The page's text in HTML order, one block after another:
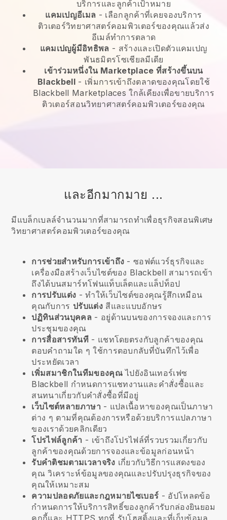
บริการและลูกค้าเป้าหมาย
แคมเปญอีเมล - เลือกลูกค้าที่เคยจองบริการ
ติวเตอร์วิทยาศาสตร์คอมพิวเตอร์ของคุณแล้วส่ง
อีเมล์ทำการตลาด
แคมเปญผู้มีอิทธิพล - สร้างและเปิดตัวแคมเปญ
พันธมิตรโซเชียลมีเดีย
เข้าร่วมหนึ่งใน Marketplace ที่สร้างขึ้นบน
Blackbell- เพิ่มการเข้าถึงตลาดของคุณโดยใช้
Blackbell Marketplaces ใกล้เคียงเพื่อขายบริการ
ติวเตอร์สอนวิทยาศาสตร์คอมพิวเตอร์ของคุณ
และอีกมากมาย ...
มีแบล็กเบลล์จำนวนมากที่สามารถทำเพื่อธุรกิจสอนพิเศษ
วิทยาศาสตร์คอมพิวเตอร์ของคุณ
การช่วยสำหรับการเข้าถึง - ซอฟต์แวร์ธุรกิจและ
เครื่องมือสร้างเว็บไซต์ของ Blackbell สามารถเข้า
ถึงได้บนสมาร์ทโฟนแท็บเล็ตและแล็ปท็อป
การปรับแต่ง - ทำให้เว็บไซต์ของคุณรู้สึกเหมือน
คุณกับการ ปรับแต่งสีและแบบอักษร
ปฏิทินส่วนบุคคล - อยู่ด้านบนของการจองและการ
ประชุมของคุณ
การสื่อสารทันที- แชทโดยตรงกับลูกค้าของคุณ
ตอบคำถามใด ๆ ใช้การตอบกลับที่บันทึกไว้เพื่อ
ประหยัดเวลา
เพิ่มสมาชิกในทีมของคุณไปยังอินเทอร์เฟซ
Blackbell กำหนดการแชทงานและคำสั่งซื้อและ
สนทนาเกี่ยวกับคำสั่งซื้อที่มีอยู่
เว็บไซต์หลายภาษา - แปลเนื้อหาของคุณเป็นภาษา
ต่าง ๆ ตามที่คุณต้องการหรือด้วยบริการแปลภาษา
ของเราด้วยคลิกเดียว
โปรไฟล์ลูกค้า - เข้าถึงโปรไฟล์ที่รวบรวมเกี่ยวกับ
ลูกค้าของคุณด้วยการจองและข้อมูลก่อนหน้า
รับคำติชมตามเวลาจริง เกี่ยวกับวิธีการแสดงของ
คุณ วิเคราะห์ข้อมูลของคุณและปรับปรุงธุรกิจของ
คุณให้เหมาะสม
ความปลอดภัยและกฎหมายไซเบอร์ - อัปโหลดข้อ
กำหนดการให้บริการสิทธิ์ของลูกค้ารับกล่องยินยอม